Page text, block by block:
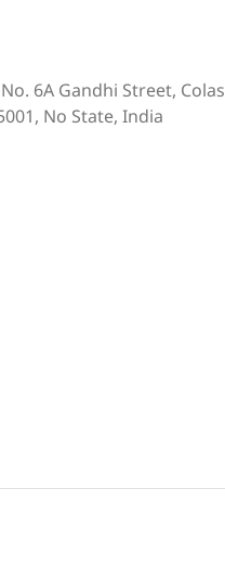
6A Gandhi Street, Colas
No State, India